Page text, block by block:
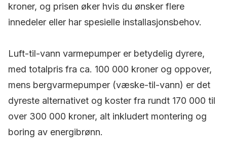
kroner, og prisen øker hvis du ønsker flere
innedeler eller har spesielle installasjonsbehov.
Luft-til-vann varmepumper er betydelig dyrere,
med totalpris fra ca. 100 000 kroner og oppover,
mens bergvarmepumper (væske-til-vann) er det
dyreste alternativet og koster fra rundt 170 000 til
over 300 000 kroner, alt inkludert montering og
boring av energibrønn.